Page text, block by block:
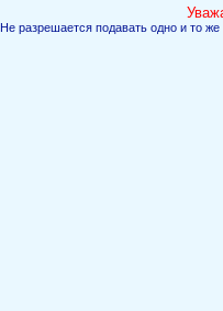
Не разрешается подавать одно и то